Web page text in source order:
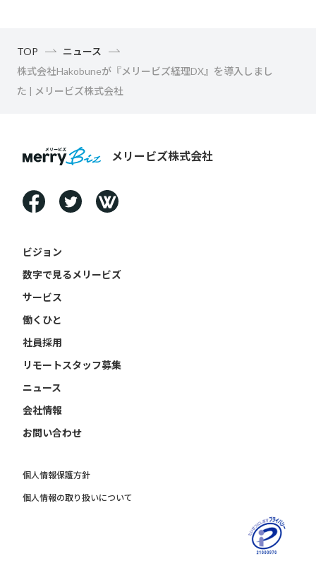
TOP
ニュース
株式会社Hakobuneが『メリービズ経理DX』を導入しまし
た | メリービズ株式会社
メリービズ株式会社
ビジョン
数字で見るメリービズ
サービス
働くひと
社員採用
リモートスタッフ募集
ニュース
会社情報
お問い合わせ
個人情報保護方針
個人情報の取り扱いについて